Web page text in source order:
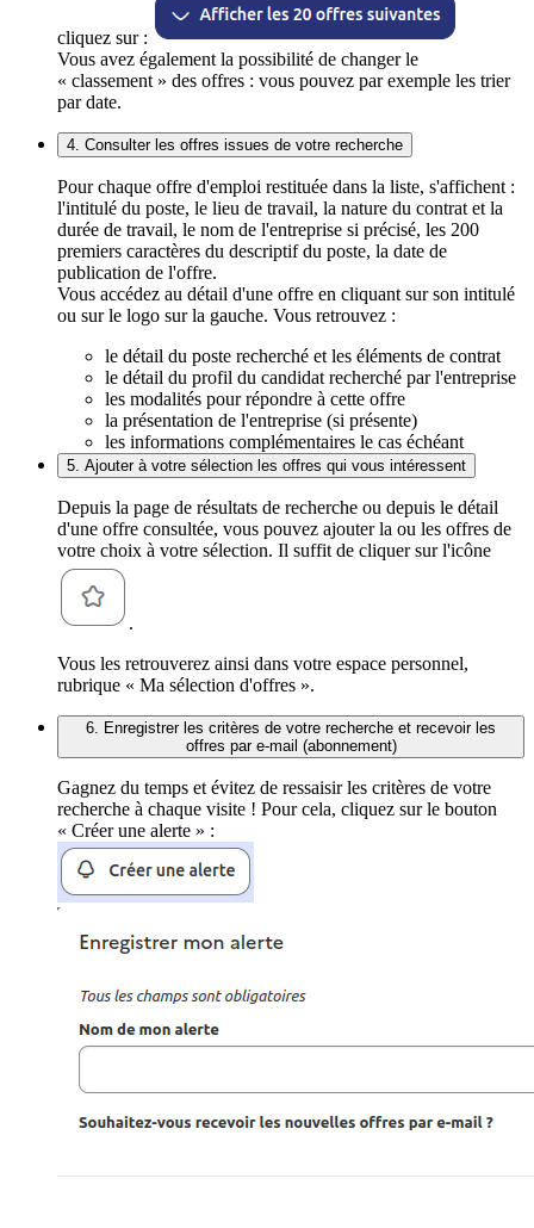
cliquez sur :
Vous avez également la possibilité de changer le
« classement » des offres : vous pouvez par exemple les trier
par date.
4. Consulter les offres issues de votre recherche
Pour chaque offre d'emploi restituée dans la liste, s'affichent :
l'intitulé du poste, le lieu de travail, la nature du contrat et la
durée de travail, le nom de l'entreprise si précisé, les 200
premiers caractères du descriptif du poste, la date de
publication de l'offre.
Vous accédez au détail d'une offre en cliquant sur son intitulé
ou sur le logo sur la gauche. Vous retrouvez :
le détail du poste recherché et les éléments de contrat
le détail du profil du candidat recherché par l'entreprise
les modalités pour répondre à cette offre
la présentation de l'entreprise (si présente)
les informations complémentaires le cas échéant
5. Ajouter à votre sélection les offres qui vous intéressent
Depuis la page de résultats de recherche ou depuis le détail
d'une offre consultée, vous pouvez ajouter la ou les offres de
votre choix à votre sélection. Il suffit de cliquer sur l'icône
.
Vous les retrouverez ainsi dans votre espace personnel,
rubrique « Ma sélection d'offres ».
6. Enregistrer les critères de votre recherche et recevoir les
offres par e-mail (abonnement)
Gagnez du temps et évitez de ressaisir les critères de votre
recherche à chaque visite ! Pour cela, cliquez sur le bouton
« Créer une alerte » :